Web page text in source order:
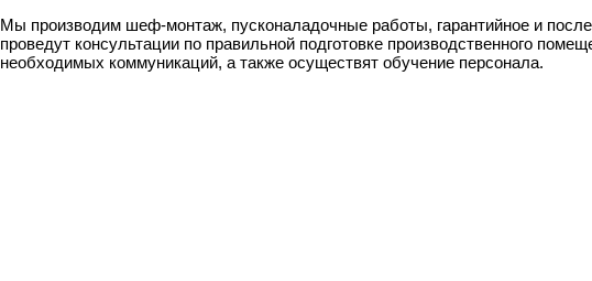
Мы производим шеф-монтаж, пусконаладочные работы, гарантийное и
проведут консультации по правильной подготовке производственного
необходимых коммуникаций, а также осуществят обучение персонала.